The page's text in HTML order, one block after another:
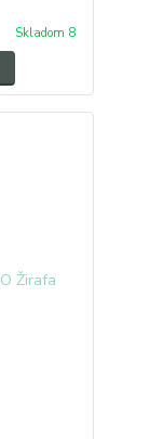
Skladom 8